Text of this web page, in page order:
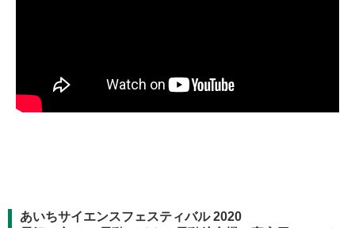
あいちサイエンスフェスティバル 2020